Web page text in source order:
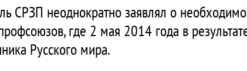
СРЗП неоднократно заявлял о
где 2 мая 2014 года в
Русского мира.